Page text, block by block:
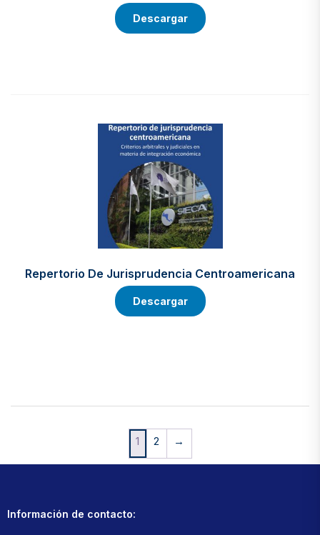
Descargar
Repertorio De Jurisprudencia Centroamericana
Descargar
1 2 →
Información de contacto: